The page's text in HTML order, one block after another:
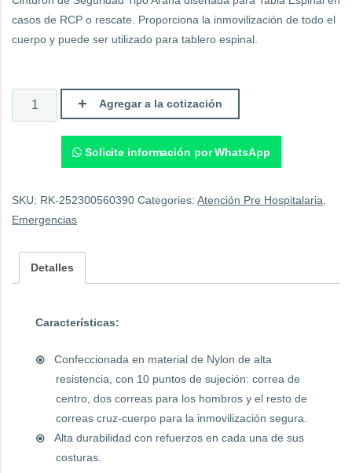
casos de RCP o rescate. Proporciona la inmovilización de todo el
cuerpo y puede ser utilizado para tablero espinal.
Correas
seguridad
Agregar a la cotización
Solicite información por WhatsApp
SKU: RK-252300560390 Categories: Atención Pre Hospitalaria
Emergencias
Detalles
Características:
Confeccionada en material de Nylon de alta
resistencia, con 10 puntos de sujeción: correa de
centro, dos correas para los hombros y el resto de
correas cruz-cuerpo para la inmovilización segura.
Alta durabilidad con refuerzos en cada una de sus
costuras.